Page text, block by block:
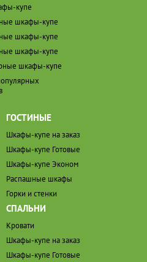
купе
шкафы-купе
шкафы-купе
шкафы-купе
шкафы-купе
ГОСТИНЫЕ
Шкафы-купе на заказ
Шкафы-купе Готовые
Шкафы-купе Эконом
Распашные шкафы
Горки и стенки
СПАЛЬНИ
Кровати
Шкафы-купе на заказ
Шкафы-купе Готовые